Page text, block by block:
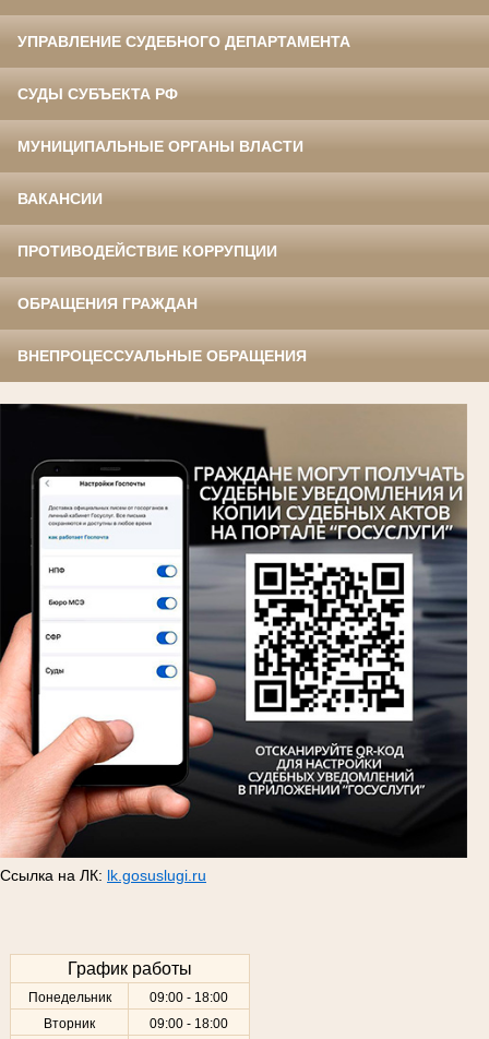
УПРАВЛЕНИЕ СУДЕБНОГО ДЕПАРТАМЕНТА
СУДЫ СУБЪЕКТА РФ
МУНИЦИПАЛЬНЫЕ ОРГАНЫ ВЛАСТИ
ВАКАНСИИ
ПРОТИВОДЕЙСТВИЕ КОРРУПЦИИ
ОБРАЩЕНИЯ ГРАЖДАН
ВНЕПРОЦЕССУАЛЬНЫЕ ОБРАЩЕНИЯ
Ссылка на ЛК: lk.gosuslugi.ru
График работы
Понедельник
09:00 - 18:00
Вторник
09:00 - 18:00